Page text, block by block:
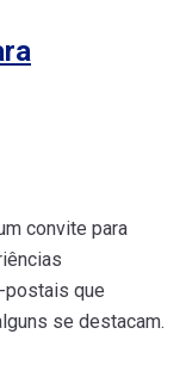
convite para
postais que
se destacam.